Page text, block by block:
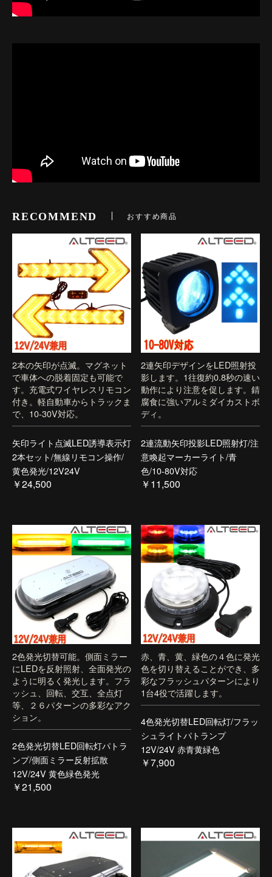
RECOMMEND おすすめ商品
2本の矢印が点滅。マグネット
で車体への脱着固定も可能で
す。充電式ワイヤレスリモコン
付き。軽自動車からトラックま
で、10-30V対応。
矢印ライト点滅LED誘導表示灯
2本セット/無線リモコン操作/
黄色発光/12V24V
￥24,500
2連矢印デザインをLED照射投
影します。1往復約0.8秒の速い
動作により注意を促します。錆
腐食に強いアルミダイカストボ
ディ。
2連流動矢印投影LED照射灯/注
意喚起マーカーライト/青
色/10-80V対応
￥11,500
2色発光切替可能。側面ミラー
にLEDを反射照射、全面発光の
ように明るく発光します。フラ
ッシュ、回転、交互、全点灯
等、２６パターンの多彩なアク
ション。
2色発光切替LED回転灯パトラ
ンプ/側面ミラー反射拡散
12V/24V 黄色緑色発光
￥21,500
赤、青、黄、緑色の４色に発光
色を切り替えることができ、多
彩なフラッシュパターンにより
1台4役で活躍します。
4色発光切替LED回転灯/フラッ
シュライトパトランプ
12V/24V 赤青黄緑色
￥7,900